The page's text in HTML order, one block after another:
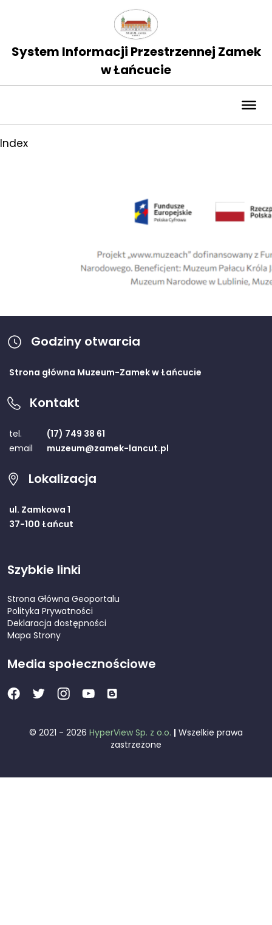
System Informacji Przestrzennej Zamek
w Łańcucie
Index
Godziny otwarcia
Strona główna Muzeum-Zamek w Łańcucie
Kontakt
tel.
(17) 749 38 61
email
muzeum@zamek-lancut.pl
Lokalizacja
ul. Zamkowa 1
37-100 Łańcut
Szybkie linki
Strona Główna Geoportalu
Polityka Prywatności
Deklaracja dostępności
Mapa Strony
Media społecznościowe
© 2021 - 2026 HyperView Sp. z o.o. | Wszelkie prawa
zastrzeżone